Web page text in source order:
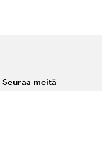
Seuraa meitä